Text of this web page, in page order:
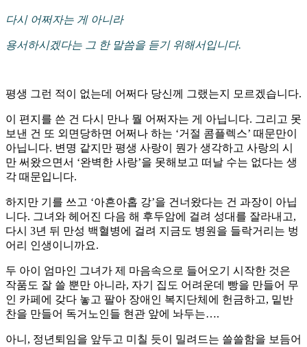
다시 어쩌자는 게 아니라
용서하시겠다는 그 한 말씀을 듣기 위해서입니다.
평생 그런 적이 없는데 어쩌다 당신께 그랬는지 모르겠습니다.
이 편지를 쓴 건 다시 만나 뭘 어쩌자는 게 아닙니다. 그리고 못
보낸 건 또 외면당하면 어쩌나 하는 ‘거절 콤플렉스’ 때문만이
아닙니다. 변명 같지만 평생 사랑이 뭔가 생각하고 사랑의 시
만 써왔으면서 ‘완벽한 사랑’을 못해보고 떠날 수는 없다는 생
각 때문입니다.
하지만 기를 쓰고 ‘아흔아홉 강’을 건너왔다는 건 과장이 아닙
니다. 그녀와 헤어진 다음 해 후두암에 걸려 성대를 잘라내고,
다시 3년 뒤 만성 백혈병에 걸려 지금도 병원을 들락거리는 벙
어리 인생이니까요.
두 아이 엄마인 그녀가 제 마음속으로 들어오기 시작한 것은
작품도 잘 쓸 뿐만 아니라, 자기 집도 어려운데 빵을 만들어 무
인 카페에 갖다 놓고 팔아 장애인 복지단체에 헌금하고, 밑반
찬을 만들어 독거노인들 현관 앞에 놔두는….
아니, 정년퇴임을 앞두고 미칠 듯이 밀려드는 쓸쓸함을 보듬어